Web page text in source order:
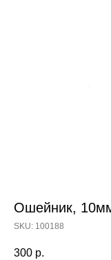
Ошейник,
SKU: 100188
300 р.